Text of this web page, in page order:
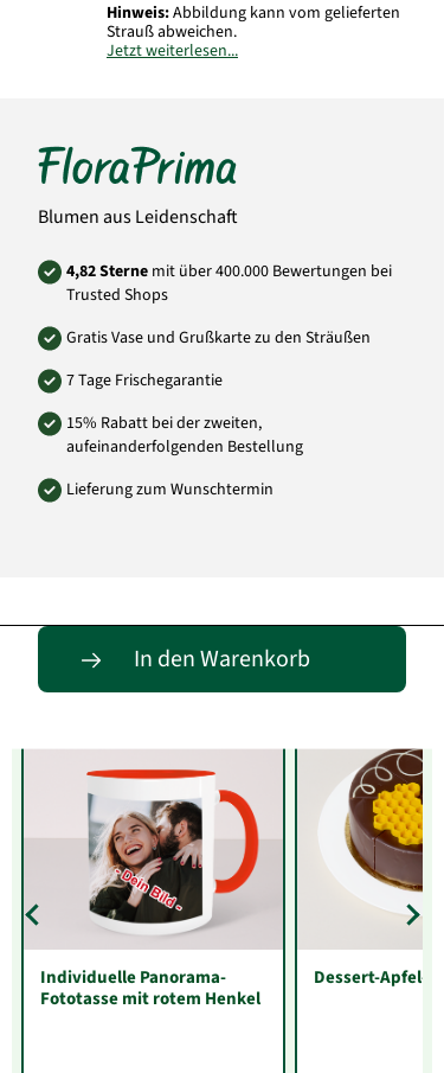
Hinweis:Abbildung kann vom gelieferten
Strauß abweichen.
Jetzt weiterlesen...
Blumen aus Leidenschaft
4,82 Sterne mit über 400.000 Bewertungen bei
Trusted Shops
Gratis Vase und Grußkarte zu den Sträußen
7 Tage Frischegarantie
15% Rabatt bei der zweiten,
aufeinanderfolgenden Bestellung
Lieferung zum Wunschtermin
In den Warenkorb
Entdecke passende Alternativen
Individuelle Panorama-
Fototasse mit rotem Henkel
Dessert-Apfel-